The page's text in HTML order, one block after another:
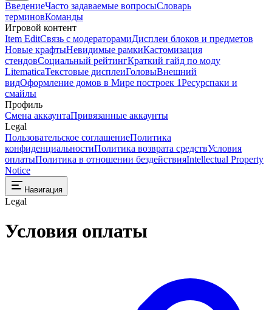
ВведениеЧасто задаваемые вопросыСловарь
терминовКоманды
Игровой контент
Item EditСвязь с модераторамиДисплеи блоков и предметов
Новые крафтыНевидимые рамкиКастомизация
стендовСоциальный рейтингКраткий гайд по моду
LitematicaТекстовые дисплеиГоловыВнешний
видОформление домов в Мире построек 1Ресурспаки и
смайлы
Профиль
Смена аккаунтаПривязанные аккаунты
Legal
Пользовательское соглашениеПолитика
конфиденциальностиПолитика возврата средствУсловия
оплатыПолитика в отношении бездействияIntellectual Property
Notice
Навигация
Legal
Условия оплаты